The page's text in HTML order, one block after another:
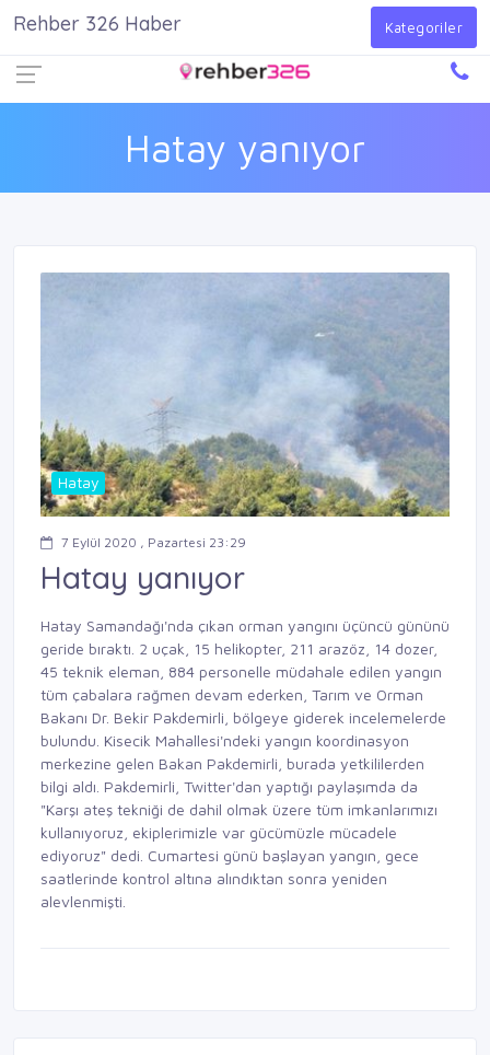
Giriş Yap
Hatay yanıyor
Rehber 326 Haber Kategoriler
Hatay
7 Eylül 2020 , Pazartesi 23:29
Hatay yanıyor
Hatay Samandağı'nda çıkan orman yangını üçüncü gününü
geride bıraktı. 2 uçak, 15 helikopter, 211 arazöz, 14 dozer,
45 teknik eleman, 884 personelle müdahale edilen yangın
tüm çabalara rağmen devam ederken, Tarım ve Orman
Bakanı Dr. Bekir Pakdemirli, bölgeye giderek incelemelerde
bulundu. Kisecik Mahallesi'ndeki yangın koordinasyon
merkezine gelen Bakan Pakdemirli, burada yetkililerden
bilgi aldı. Pakdemirli, Twitter'dan yaptığı paylaşımda da
"Karşı ateş tekniği de dahil olmak üzere tüm imkanlarımızı
kullanıyoruz, ekiplerimizle var gücümüzle mücadele
ediyoruz" dedi. Cumartesi günü başlayan yangın, gece
saatlerinde kontrol altına alındıktan sonra yeniden
alevlenmişti.